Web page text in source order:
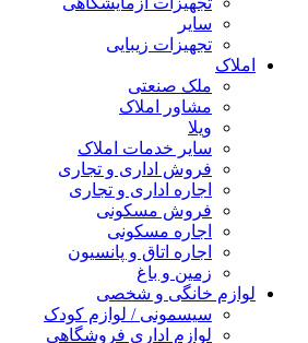
سایر
تجهیزات زیبایی
املاک
ملک صنعتی
مشاور املاک
ویلا
سایر خدمات املاک
فروش اداری و تجاری
اجاره اداری و تجاری
فروش مسکونی
اجاره مسکونی
اجاره اتاق و پانسیون
زمین و باغ
لوازم خانگی و شخصی
سیسمونی / لوازم کودک
لوازم اداری فروشگاهی